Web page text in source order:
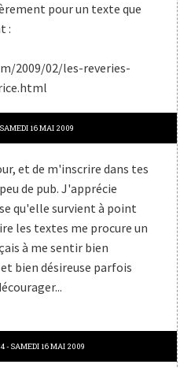
pour un texte que
:
2009/02/les-reveries-
SAMEDI 16MAI 2009
et de m'inscrire dans tes
de pub. J'apprécie
qu'elle survient à point
les textes me procure un
à me sentir bien
bien désireuse parfois
-SAMEDI 16MAI 2009